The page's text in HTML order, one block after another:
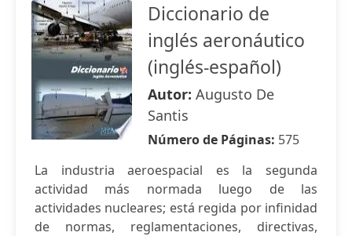
Diccionario de
inglés aeronáutico
(inglés-español)
Autor: Augusto De
Santis
Número de Páginas: 575
La industria aeroespacial es la segunda
actividad más normada luego de las
actividades nucleares; está regida por infinidad
de normas, reglamentaciones, directivas,